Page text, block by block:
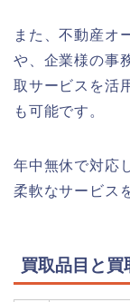
また、不動産オ
や、企業様の事
取サービスを活
も可能です。
年中無休で対応
柔軟なサービス
買取品目と買